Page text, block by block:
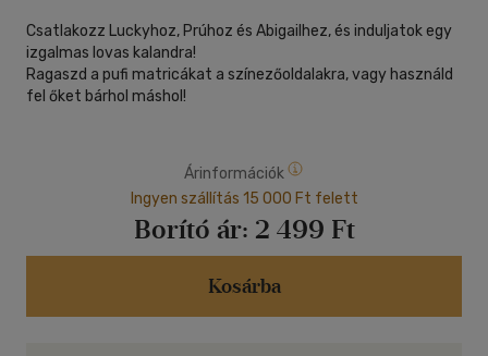
Csatlakozz Luckyhoz, Prúhoz és Abigailhez, és induljatok egy
izgalmas lovas kalandra!
Ragaszd a pufi matricákat a színezőoldalakra, vagy használd
fel őket bárhol máshol!
Árinformációk
Ingyen szállítás 15 000 Ft felett
Borító ár: 2 499 Ft
Kosárba